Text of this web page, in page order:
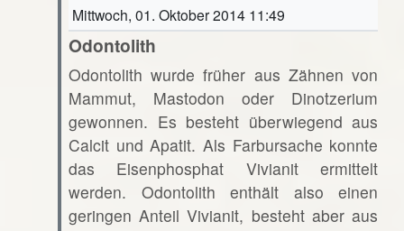
Mittwoch, 01. Oktober 2014 11:49
Odontolith
Odontolith wurde früher aus Zähnen von
Mammut, Mastodon oder Dinotzerium
gewonnen. Es besteht überwiegend aus
Calcit und Apatit. Als Farbursache konnte
das Eisenphosphat Vivianit ermittelt
werden. Odontolith enthält also einen
geringen Anteil Vivianit, besteht aber aus